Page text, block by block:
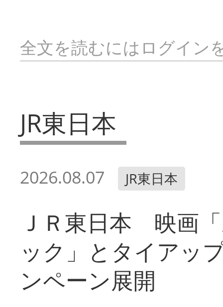
全文を読むにはログイン
JR東日本
2026.08.07 JR東日本
ＪＲ東日本 映画
ック」とタイアッ
ンペーン展開